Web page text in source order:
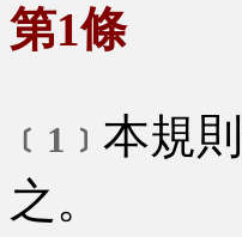
第1條
﹝1﹞ 本規
之。